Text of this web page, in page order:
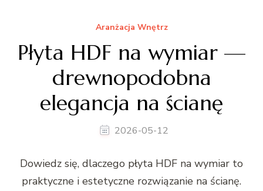
Aranżacja Wnętrz
Płyta HDF na wymiar —
drewnopodobna
elegancja na ścianę
2026-05-12
Dowiedz się, dlaczego płyta HDF na wymiar to
praktyczne i estetyczne rozwiązanie na ścianę.